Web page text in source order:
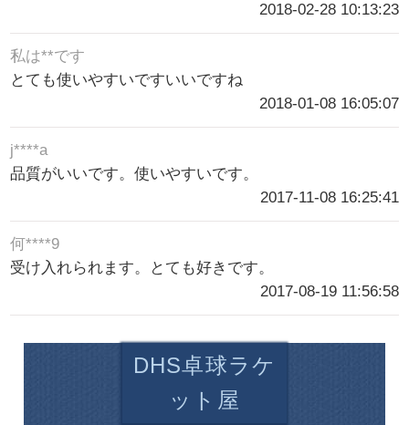
2018-02-28 10:13:23
私は**です
とても使いやすいですいいですね
2018-01-08 16:05:07
j****a
品質がいいです。使いやすいです。
2017-11-08 16:25:41
何****9
受け入れられます。とても好きです。
2017-08-19 11:56:58
DHS卓球ラケ
ット屋